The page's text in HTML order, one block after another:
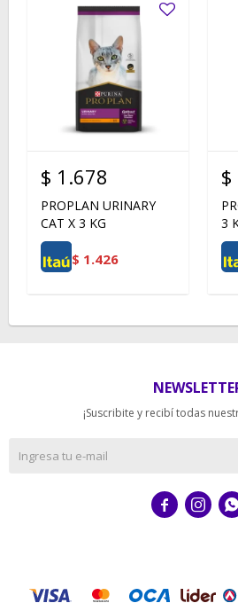
$ 1.678
PROPLAN URINARY
CAT X 3 KG
$ 1.426
$
3
¡Suscribite y recibí todas
  